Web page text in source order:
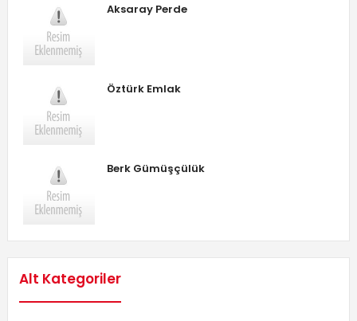
Aksaray Perde
Öztürk Emlak
Berk Gümüşçülük
Alt Kategoriler